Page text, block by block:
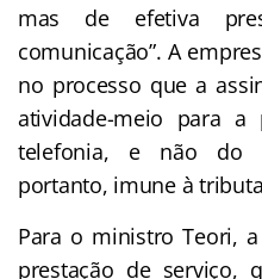
mas de efetiva
comunicação”. A
no processo que a
atividade-meio para a
telefonia, e não do
portanto, imune à
Para o ministro Teori,
prestação de serviço,